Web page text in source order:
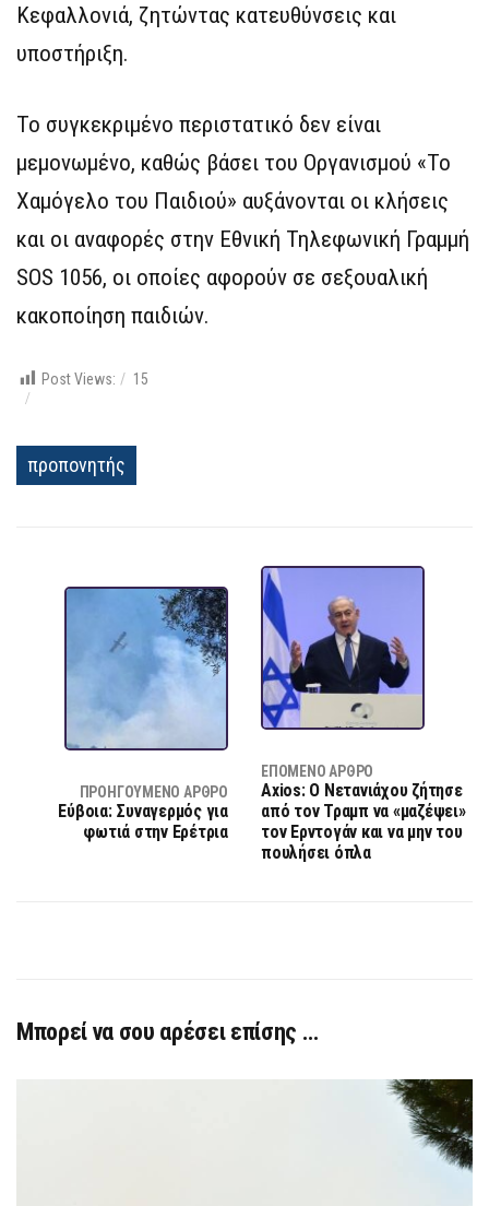
Κεφαλλονιά, ζητώντας κατευθύνσεις και
υποστήριξη.
Το συγκεκριμένο περιστατικό δεν είναι
μεμονωμένο, καθώς βάσει του Οργανισμού «Το
Χαμόγελο του Παιδιού» αυξάνονται οι κλήσεις
και οι αναφορές στην Εθνική Τηλεφωνική Γραμμή
SOS 1056, οι οποίες αφορούν σε σεξουαλική
κακοποίηση παιδιών.
Post Views: 15
προπονητής
ΠΡΟΗΓΟΎΜΕΝΟ ΆΡΘΡΟ
Εύβοια: Συναγερμός για
φωτιά στην Ερέτρια
ΕΠΌΜΕΝΟ ΆΡΘΡΟ
Axios: Ο Νετανιάχου ζήτησε
από τον Τραμπ να «μαζέψει»
τον Ερντογάν και να μην του
πουλήσει όπλα
Μπορεί να σου αρέσει επίσης …